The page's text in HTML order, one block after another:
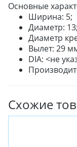
Основные
Ширина: 5;
Диаметр: 13;
Диаметр
Вылет: 29
DIA: <не
Схожие